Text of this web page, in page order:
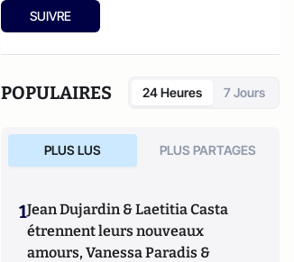
réflexion libéral allemand Freiblickinstitut
et correspondante en Allemagne pour
SUIVRE
POPULAIRES 24 Heures 7 Jours
PLUS LUS PLUS PARTAGES
1Jean Dujardin & Laetitia Casta
étrennent leurs nouveaux
amours, Vanessa Paradis &